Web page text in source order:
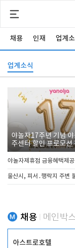
채용 인재 업계
업계소식
야놀자17주년 기념
주센터 할인 프로모션
야놀자제휴점 금융혜택제
울산시, 피서․행락지 주변
채용 메인박
아스트로호텔